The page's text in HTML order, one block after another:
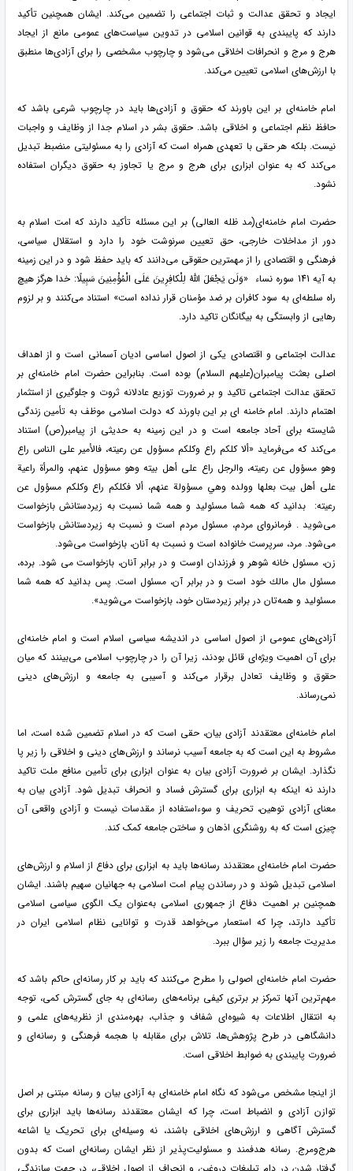
ایجاد و تحقق عدالت و ثبات اجتماعی را تضمین می‌کند. ایشان همچنین تأکید
دارند که پایبندی به قوانین اسلامی در تدوین سیاست‌های عمومی مانع از ایجاد
هرج و مرج و انحرافات اخلاقی می‌شود و چارچوب مشخصی را برای آزادی‌ها منطبق
با ارزش‌های اسلامی تعیین می‌کند.
امام خامنه‌ای بر این باورند که حقوق و آزادی‌ها باید در چارچوب شرعی باشد که
حافظ نظم اجتماعی و اخلاقی باشد. حقوق بشر در اسلام جدا از وظایف و واجبات
نیست. بلکه هر حقی با تعهدی همراه است که آزادی را به مسئولیتی منضبط تبدیل
می‌کند که به عنوان ابزاری برای هرج و مرج یا تجاوز به حقوق دیگران استفاده
نشود.
حضرت امام خامنه‌ای(مد ظله العالی) بر این مسئله تأکید دارند که امت اسلام به
دور از مداخلات خارجی، حق تعیین سرنوشت خود را دارد و استقلال سیاسی،
فرهنگی و اقتصادی را از مهمترین حقوقی می‌دانند که باید حفظ شود و در این زمینه
به آیه 141 سوره نساء «وَلَن يَجْعَلَ اللّهُ لِلْكافِرِينَ عَلَى الْمُؤْمِنِينَ سَبِيلًا: خدا هرگز هیچ
راه سلطه‌ای به سود کافران بر ضد مؤمنان قرار نداده است» استناد می‌کنند و بر لزوم
رهایی از وابستگی به بیگانگان تاکید دارد.
عدالت اجتماعی و اقتصادی یکی از اصول اساسی ادیان آسمانی است و از اهداف
اصلی بعثت پیامبران(علیهم السلام) بوده است. بنابراین حضرت امام خامنه‌ای بر
تحقق عدالت اجتماعی تاکید و بر ضرورت توزیع عادلانه ثروت و جلوگیری از استثمار
اهتمام دارند. امام خامنه ای بر این باورند که دولت اسلامی موظف به تأمین زندگی
شایسته برای آحاد جامعه است و در این زمینه به حدیثی از پیامبر(ص) استناد
می‌کند که می‌فرماید «ألا كلكم راع وكلكم مسؤول عن رعيته، فالأمير على الناس راع
وهو مسؤول عن رعيته، والرجل راع على أهل بيته وهو مسؤول عنهم، والمرأة راعية
على أهل بيت بعلها وولده وهي مسؤولة عنهم، ألا فكلكم راع وكلكم مسؤول عن
رعيته: بدانيد كه همه شما مسئوليد و همه شما نسبت به زيردستانش بازخواست
مى‌شويد . فرمانرواى مردم، مسئول مردم است و نسبت به زيردستانش بازخواست
مى‌شود. مرد، سرپرست خانواده است و نسبت به آنان، بازخواست می‌شود.
زن، مسئول خانه شوهر و فرزندان اوست و در برابر آنان، بازخواست مى شود. برده،
مسئول مال مالك خود است و در برابر آن، مسئول است. پس بدانيد كه همه شما
مسئوليد و همه‌تان در برابر زيردستان خود، بازخواست مى‌شويد».
آزادی‌های عمومی از اصول اساسی در اندیشه سیاسی اسلام است و امام خامنه‌ای
برای آن اهمیت ویژه‌ای قائل بودند، زیرا آن را در چارچوب اسلامی می‌‎بینند که میان
حقوق و وظایف تعادل برقرار می‌کند و آسیبی به جامعه و ارزش‌های دینی
نمی‌رساند.
امام خامنه‌ای معتقدند آزادی بیان، حقی است که در اسلام تضمین شده است، اما
مشروط به این است که به جامعه آسیب نرساند و ارزش‌های دینی و اخلاقی را زیر پا
نگذارد. ایشان بر ضرورت آزادی بیان به عنوان ابزاری برای تأمین منافع ملت تاکید
دارند نه اینکه به ابزاری برای گسترش فساد و انحراف تبدیل شود. آزادی بیان به
معنای آزادی توهین، تحریف و سوءاستفاده از مقدسات نیست و آزادی واقعی آن
چیزی است که به روشنگری اذهان و ساختن جامعه کمک کند.
حضرت امام خامنه‌ای معتقدند رسانه‌ها باید به ابزاری برای دفاع از اسلام و ارزش‌های
اسلامی تبدیل شوند و در رساندن پیام امت اسلامی به جهانیان سهیم باشند. ایشان
همچنین بر اهمیت دفاع از جمهوری اسلامی به‌عنوان یک الگوی سیاسی اسلامی
تأکید دارتد، چرا که استعمار می‌خواهد قدرت و توانایی نظام اسلامی ایران در
مدیریت جامعه را زیر سؤال ببرد.
حضرت امام خامنه‌ای اصولی را مطرح می‌کنند که باید بر کار رسانه‌ای حاکم باشد که
مهم‌ترین آنها تمرکز بر برتری کیفی برنامه‌های رسانه‌ای به جای گسترش کمی، توجه
به انتقال اطلاعات به شیوه‌ای شفاف و جذاب، بهره‌مندی از نظریه‌های علمی و
دانشگاهی در طرح پژوهش‌ها، تلاش برای مقابله با هجمه فرهنگی و رسانه‌ای و
ضرورت پایبندی به ضوابط اخلاقی است.
از اینجا مشخص می‌شود که نگاه امام خامنه‌ای به آزادی بیان و رسانه مبتنی بر اصل
توازن آزادی و انضباط است، چرا که ایشان معتقدند رسانه‌ها باید ابزاری برای
گسترش آگاهی و ارزش‌های اخلاقی باشند، نه وسیله‌ای برای تحریک یا اشاعه
هرج‌ومرج. رسانه هدفمند و مسئولیت‌پذیر از نظر ایشان رسانه‌ای است که بدون